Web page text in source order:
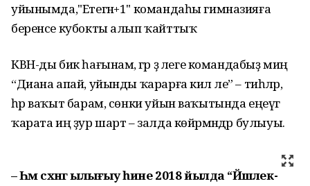
уйынымда,"Етегән+1" командаһы гимназияға
беренсе кубокты алып ҡайттыҡ
КВН-ды бик һағынам, әгәр ҙә әлеге командабыҙ миңә
“Диана апай, уйынды ҡарарға кил әле” – тиһәләр,
һәр ваҡыт барам, сөнки уйын ваҡытында еңеүгә
ҡарата иң ҙур шарт – залда көйәрмәндәр булыуы.
– Һәм сәхнәгә ылығыу һине 2018 йылда “Йәшлек-